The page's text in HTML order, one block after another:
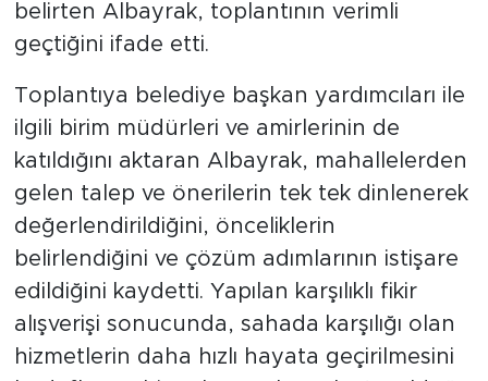
belirten Albayrak, toplantının verimli
geçtiğini ifade etti.
Toplantıya belediye başkan yardımcıları ile
ilgili birim müdürleri ve amirlerinin de
katıldığını aktaran Albayrak, mahallelerden
gelen talep ve önerilerin tek tek dinlenerek
değerlendirildiğini, önceliklerin
belirlendiğini ve çözüm adımlarının istişare
edildiğini kaydetti. Yapılan karşılıklı fikir
alışverişi sonucunda, sahada karşılığı olan
hizmetlerin daha hızlı hayata geçirilmesini